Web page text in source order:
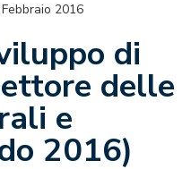
2016
di
delle
e
2016)